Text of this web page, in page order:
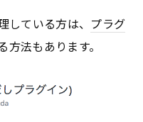
している方は、 プラグ
法もあります。